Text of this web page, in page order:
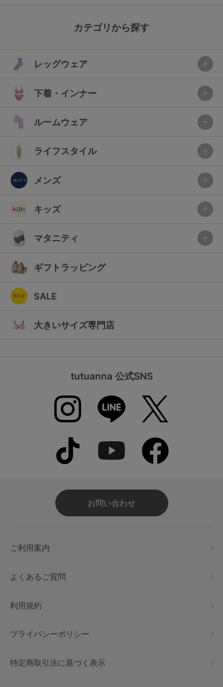
カテゴリから探す
レッグウェア
下着・インナー
ルームウェア
ライフスタイル
メンズ
キッズ
マタニティ
ギフトラッピング
SALE
大きいサイズ専門店
tutuanna 公式SNS
お問い合わせ
ご利用案内
よくあるご質問
利用規約
プライバシーポリシー
特定商取引法に基づく表示